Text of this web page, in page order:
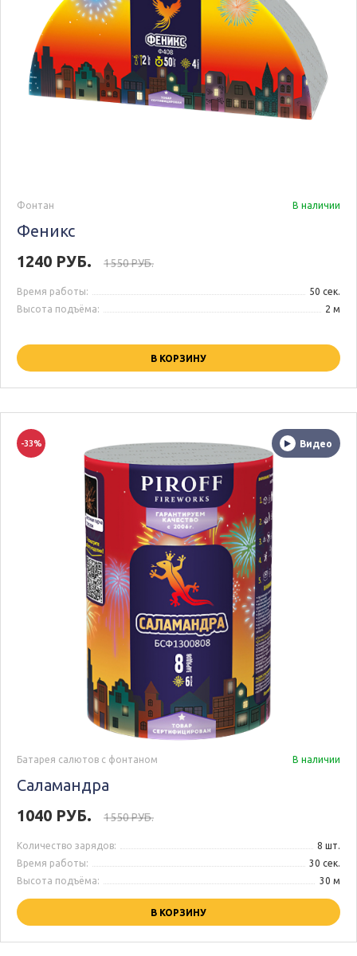
Фонтан В наличии
Феникс
1240 РУБ.
1550 РУБ.
Время работы:
50 сек.
Высота подъёма:
2 м
В КОРЗИНУ
Видео
-33%
Батарея салютов с фонтаном В наличии
Саламандра
1040 РУБ.
1550 РУБ.
Количество зарядов:
8 шт.
Время работы:
30 сек.
Высота подъёма:
30 м
В КОРЗИНУ